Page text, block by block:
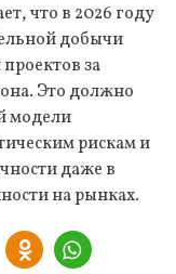
что в 2026 году
добычи
за
Это должно
модели
рискам и
даже в
на рынках.